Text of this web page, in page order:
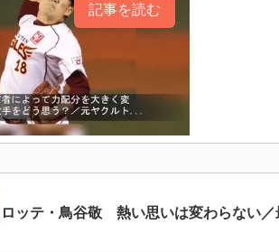
記事を読む
ロッテ・鳥谷敬 熱い思いは変わらない／